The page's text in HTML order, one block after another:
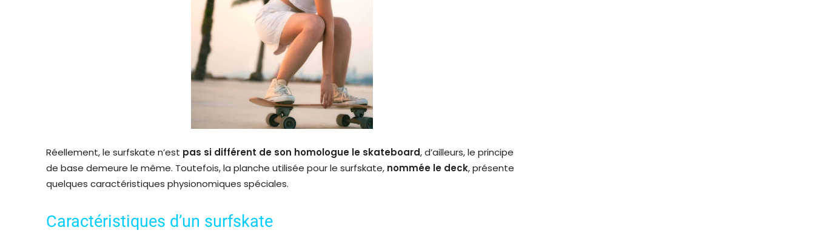
Réellement, le surfskate n’est pas si différent de son homologue le skateboard, d’ailleurs, le principe
de base demeure le même. Toutefois, la planche utilisée pour le surfskate, nommée le deck, présente
quelques caractéristiques physionomiques spéciales.
Caractéristiques d’un surfskate